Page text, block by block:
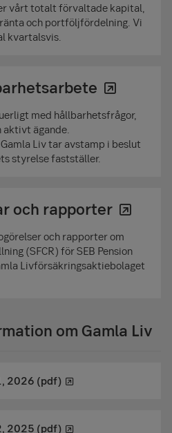
vårt totalt förvaltade kapital,
och portföljfördelning. Vi
kvartalsvis.
med hållbarhetsfrågor,
aktivt ägande.
Liv tar avstamp i beslut
styrelse fastställer.
och rapporter
och rapporter om
(SFCR) för SEB Pension
Livförsäkringsaktiebolaget
om Gamla Liv
2026 (pdf)
2025 (pdf)